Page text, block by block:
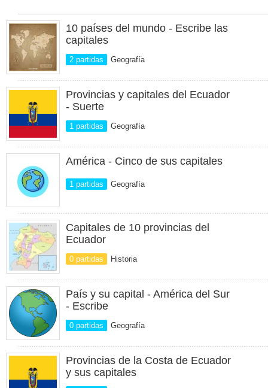
10 países del mundo - Escribe las
capitales
2 partidas Geografía
Provincias y capitales del Ecuador
- Suerte
1 partidas Geografía
América - Cinco de sus capitales
1 partidas Geografía
Capitales de 10 provincias del
Ecuador
0 partidas Historia
País y su capital - América del Sur
- Escribe
0 partidas Geografía
Provincias de la Costa de Ecuador
y sus capitales